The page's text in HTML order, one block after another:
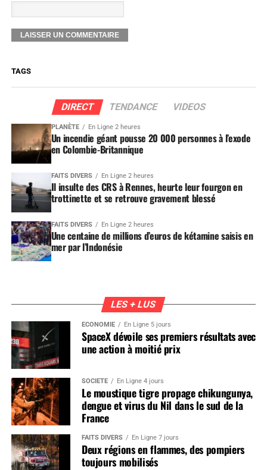
TAGS
DIRECT TENDANCE VIDEOS
PLANÈTE En Ligne 2 heures
Un incendie géant pousse 20 000 personnes à l’exode
en Colombie-Britannique
FAITS DIVERS En Ligne 2 heures
Il insulte des CRS à Rennes, heurte leur fourgon en
trottinette et se retrouve gravement blessé
FAITS DIVERS En Ligne 2 heures
Une centaine de millions d’euros de kétamine saisis en
mer par l’Indonésie
LES + LUS
ÉCONOMIE En Ligne 5 jours
SpaceX dévoile ses premiers résultats avec
une action à moitié prix
SOCIÉTÉ En Ligne 4 jours
Le moustique tigre propage chikungunya,
dengue et virus du Nil dans le sud de la
France
FAITS DIVERS En Ligne 7 jours
Deux régions en flammes, des pompiers
toujours mobilisés